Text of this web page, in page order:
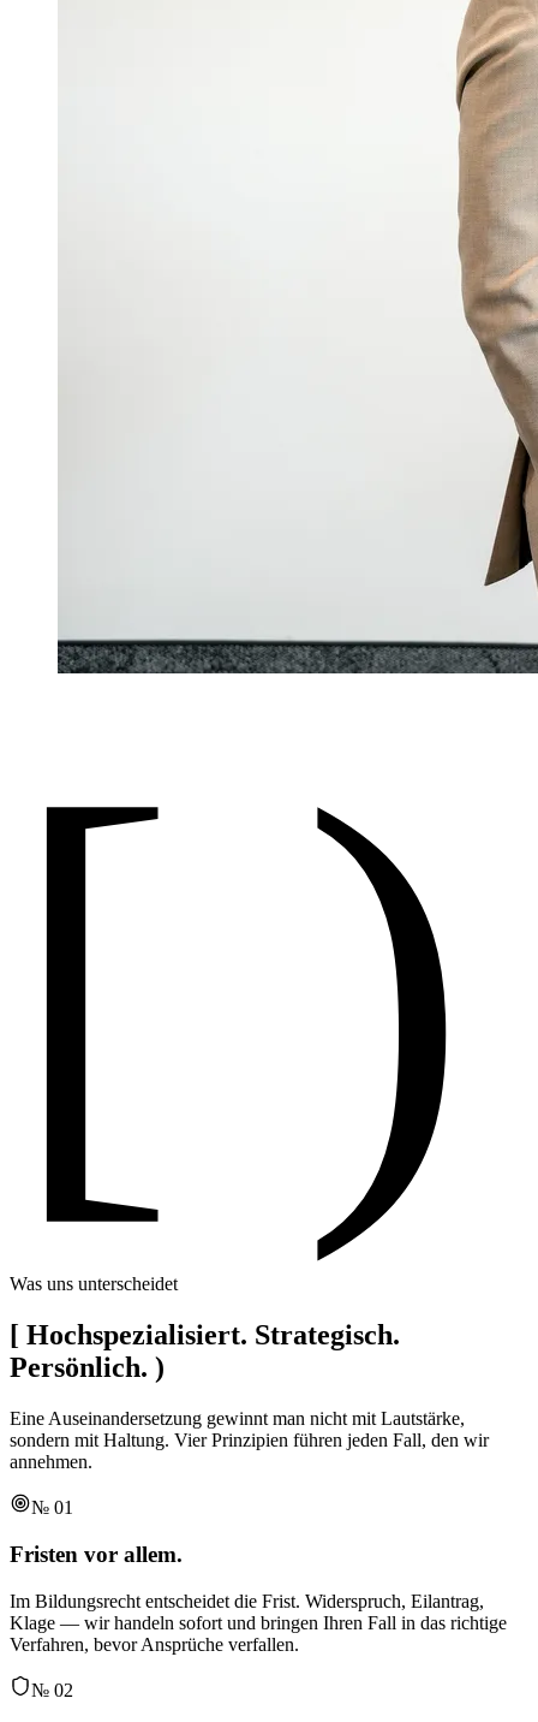
[ )
Was uns unterscheidet
[ Hochspezialisiert. Strategisch.
Persönlich. )
Eine Auseinandersetzung gewinnt man nicht mit Lautstärke,
sondern mit Haltung. Vier Prinzipien führen jeden Fall, den wir
annehmen.
№ 01
Fristen vor allem.
Im Bildungsrecht entscheidet die Frist. Widerspruch, Eilantrag,
Klage — wir handeln sofort und bringen Ihren Fall in das richtige
Verfahren, bevor Ansprüche verfallen.
№ 02